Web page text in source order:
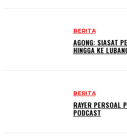
BERITA
AGONG: SIASAT
HINGGA KE
BERITA
RAYER PERSOAL
PODCAST